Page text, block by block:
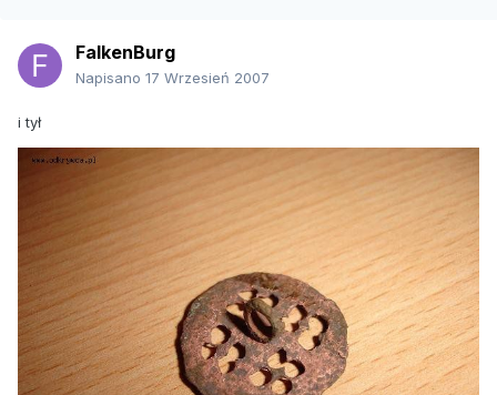
FalkenBurg
Napisano 17 Wrzesień 2007
i tył